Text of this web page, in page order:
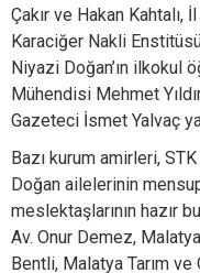
Çakır ve Hakan Kahtalı,
Karaciğer Nakli
Niyazi Doğan’ın ilkokul
Mühendisi Mehmet
Gazeteci İsmet Yalvaç
Bazı kurum amirleri,
Doğan ailelerinin
meslektaşlarının hazır
Av. Onur Demez,
Bentli, Malatya Tarım